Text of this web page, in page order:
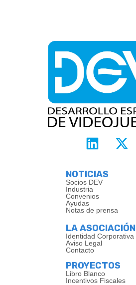
NOTICIAS
Socios DEV
Industria
Convenios
Ayudas
Notas de prensa
LA ASOCIACIÓN
Identidad Corporativa
Aviso Legal
Contacto
PROYECTOS
Libro Blanco
Incentivos Fiscales